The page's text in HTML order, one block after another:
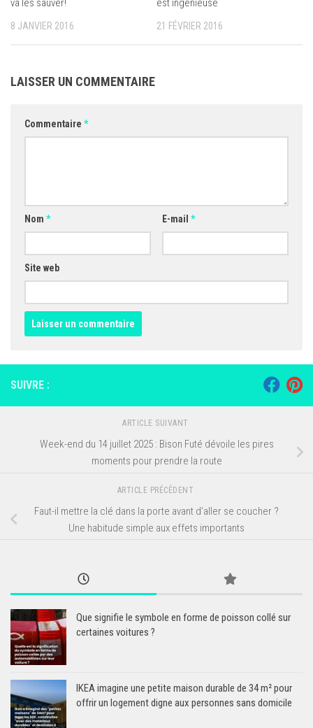
va les sauver!
8 JANVIER 2016
est ingénieuse
21 FÉVRIER 2016
LAISSER UN COMMENTAIRE
Commentaire *
Nom * E-mail *
Site web
SUIVRE :
ARTICLE SUIVANT
Week-end du 14 juillet 2025 : Bison Futé dévoile les pires
moments pour prendre la route
ARTICLE PRÉCÉDENT
Faut-il mettre la clé dans la porte avant d’aller se coucher ?
Une habitude simple aux effets importants
Que signifie le symbole en forme de poisson collé sur
certaines voitures ?
IKEA imagine une petite maison durable de 34 m² pour
offrir un logement digne aux personnes sans domicile